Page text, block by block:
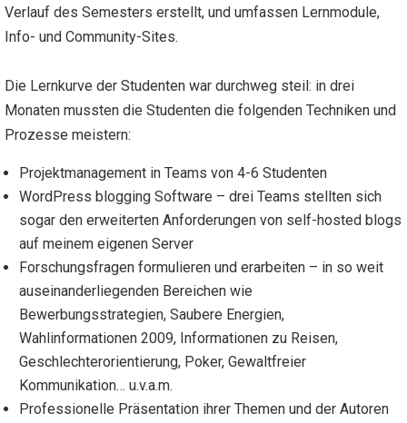
Verlauf des Semesters erstellt, und umfassen Lernmodule,
Info- und Community-Sites.
Die Lernkurve der Studenten war durchweg steil: in drei
Monaten mussten die Studenten die folgenden Techniken und
Prozesse meistern:
Projektmanagement in Teams von 4-6 Studenten
WordPress blogging Software – drei Teams stellten sich
sogar den erweiterten Anforderungen von self-hosted blogs
auf meinem eigenen Server
Forschungsfragen formulieren und erarbeiten – in so weit
auseinanderliegenden Bereichen wie
Bewerbungsstrategien, Saubere Energien,
Wahlinformationen 2009, Informationen zu Reisen,
Geschlechterorientierung, Poker, Gewaltfreier
Kommunikation… u.v.a.m.
Professionelle Präsentation ihrer Themen und der Autoren